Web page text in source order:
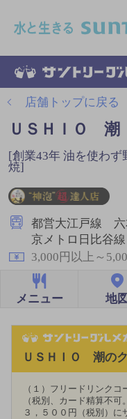
店舗トップに戻る
ＵＳＨＩＯ 潮
[創業43年 油を使わ
焼]
都営大江戸線 六
京メトロ日比谷
3,000円以上～
メニュー 地図
ＵＳＨＩＯ 潮の
（１）フリードリンク
（税別、カード精算不
３，５００円（税別）